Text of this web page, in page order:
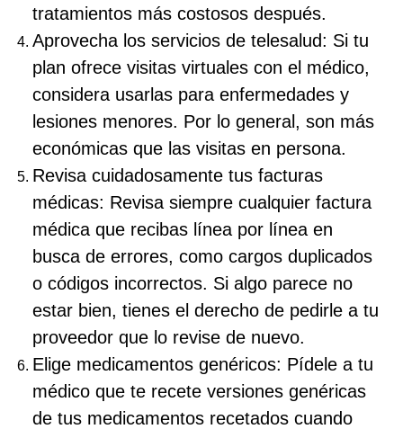
tratamientos más costosos después.
Aprovecha los servicios de telesalud: Si tu
plan ofrece visitas virtuales con el médico,
considera usarlas para enfermedades y
lesiones menores. Por lo general, son más
económicas que las visitas en persona.
Revisa cuidadosamente tus facturas
médicas: Revisa siempre cualquier factura
médica que recibas línea por línea en
busca de errores, como cargos duplicados
o códigos incorrectos. Si algo parece no
estar bien, tienes el derecho de pedirle a tu
proveedor que lo revise de nuevo.
Elige medicamentos genéricos: Pídele a tu
médico que te recete versiones genéricas
de tus medicamentos recetados cuando